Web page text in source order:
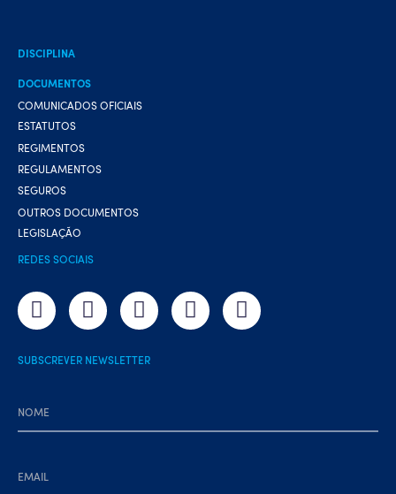
DISCIPLINA
DOCUMENTOS
COMUNICADOS OFICIAIS
ESTATUTOS
REGIMENTOS
REGULAMENTOS
SEGUROS
OUTROS DOCUMENTOS
LEGISLAÇÃO
REDES SOCIAIS
SUBSCREVER NEWSLETTER